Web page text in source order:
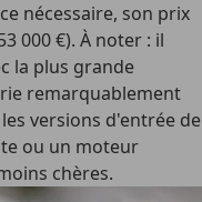
nécessaire, son prix
000 €). À noter : il
la plus grande
remarquablement
versions d'entrée de
ou un moteur
chères.